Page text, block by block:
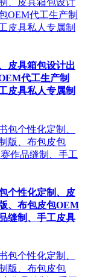
皮具箱包设计出
代工生产制
皮具私人专属制
个性化定制、皮
、布包皮包OEM
缝制、手工皮具